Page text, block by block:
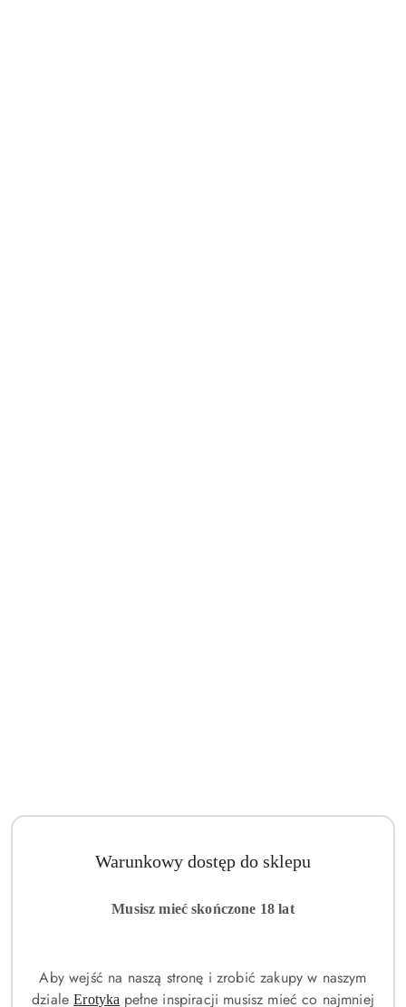
Warunkowy dostęp do sklepu
Musisz mieć skończone 18 lat
Aby wejść na naszą stronę i zrobić zakupy w naszym
dzialeErotyka pełne inspiracji musisz mieć co najmniej